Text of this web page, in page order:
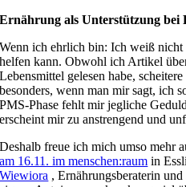
Ernährung als Unterstützung bei
Wenn ich ehrlich bin: Ich weiß nicht
helfen kann. Obwohl ich Artikel
Lebensmittel gelesen habe,
besonders, wenn man mir sagt, ich
PMS-Phase fehlt mir jegliche
erscheint mir zu anstrengend und
Deshalb freue ich mich umso mehr
am 16.11. im menschen:raum in
Wiewiora , Ernährungsberaterin